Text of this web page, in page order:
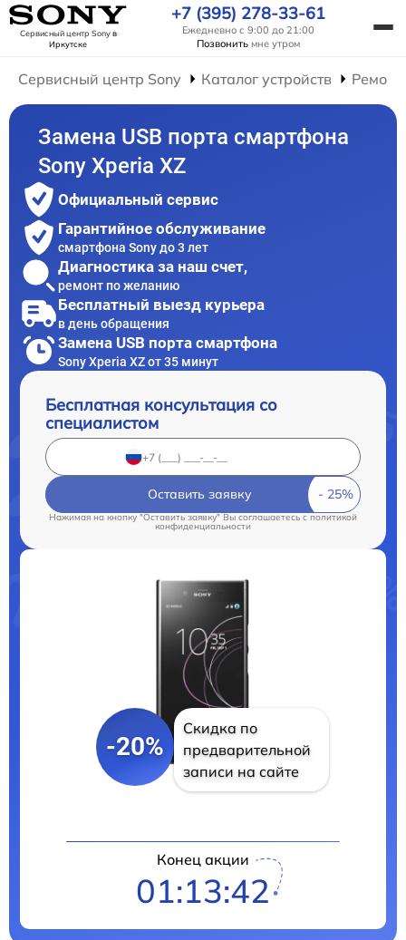
Сервисный центр Sonyв
Иркутске
+7 (395) 278-33-61
Ежедневно с 9:00 до 21:00
Позвонить мне утром
Сервисный центр Sony Каталог устройств
Замена USB порта смартфона
Sony Xperia XZ
Официальный сервис
Гарантийное обслуживание
смартфона Sony до 3 лет
Диагностика за наш счет,
ремонт по желанию
Бесплатный выезд курьера
в день обращения
Замена USB порта смартфона
Sony Xperia XZ от 35 минут
Бесплатная консультация со
специалистом
Оставить заявку
Нажимая на кнопку "Оставить заявку" Вы соглашаетесь cполитикой
конфиденциальности
-20%
Скидка по
предварительной
записи на сайте
Конец акции
01:13:41